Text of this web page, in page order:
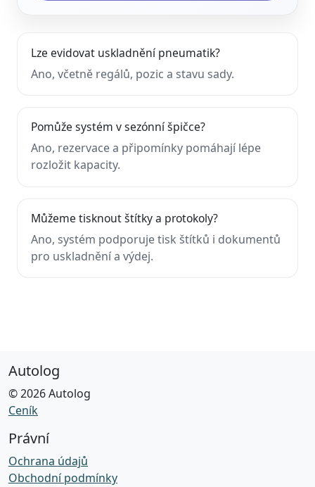
Lze evidovat uskladnění pneumatik?
Ano, včetně regálů, pozic a stavu sady.
Pomůže systém v sezónní špičce?
Ano, rezervace a připomínky pomáhají lépe
rozložit kapacity.
Můžeme tisknout štítky a protokoly?
Ano, systém podporuje tisk štítků i dokumentů
pro uskladnění a výdej.
Autolog
© 2026 Autolog
Ceník
Právní
Ochrana údajů
Obchodní podmínky